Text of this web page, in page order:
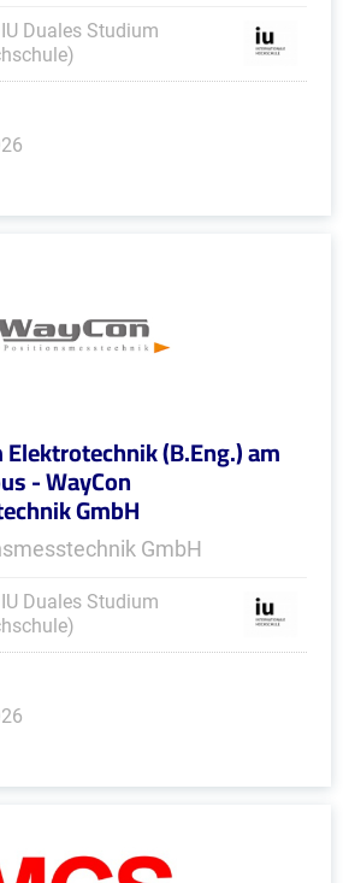
Duales Studium
(B.Eng.) am
- WayCon
GmbH
GmbH
Duales Studium